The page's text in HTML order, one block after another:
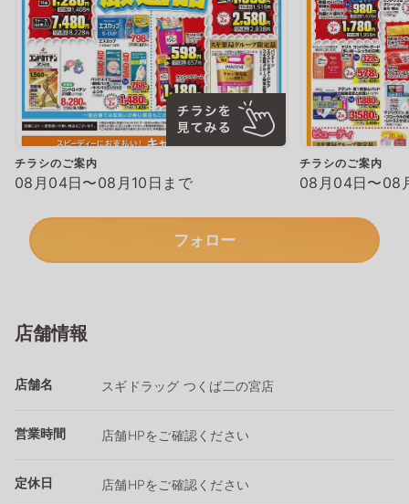
チラシのご案内
08月04日〜08月10日まで
チラシのご案内
08月04日〜08
フォロー
店舗情報
店舗名 スギドラッグ つくば二の宮店
営業時間 店舗HPをご確認ください
定休日 店舗HPをご確認ください